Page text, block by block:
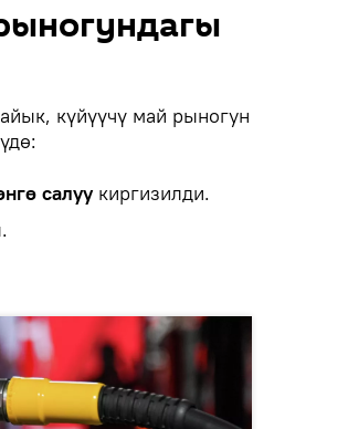
күйүүчү май рыногун
салуукиргизилди.